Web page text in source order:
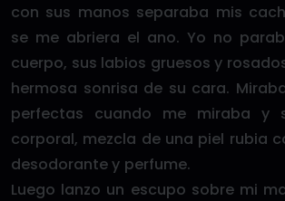
con sus manos separaba mis
se me abriera el ano. Yo no
cuerpo, sus labios gruesos y
hermosa sonrisa de su cara.
perfectas cuando me miraba y
corporal, mezcla de una piel rubia
desodorante y perfume.
Luego lanzo un escupo sobre mi